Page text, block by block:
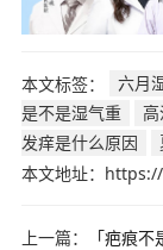
本文标签： 六月
是不是湿气重
发痒是什么原因
本文地址：
上一篇：
「疤痕